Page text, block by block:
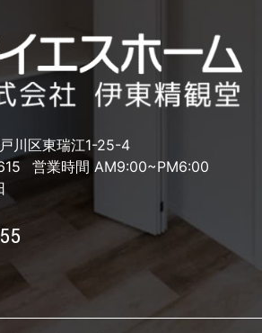
川区東瑞江1-25-4
営業時間 AM9:00~PM6:00